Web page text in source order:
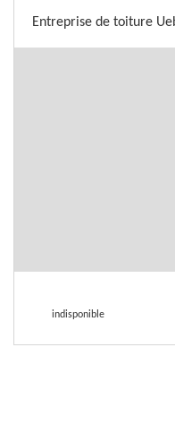
Entreprise de toiture
indisponible